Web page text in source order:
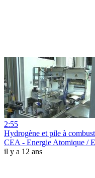
2:55
Hydrogène et pile à
CEA - Energie Atomique /
il y a 12 ans